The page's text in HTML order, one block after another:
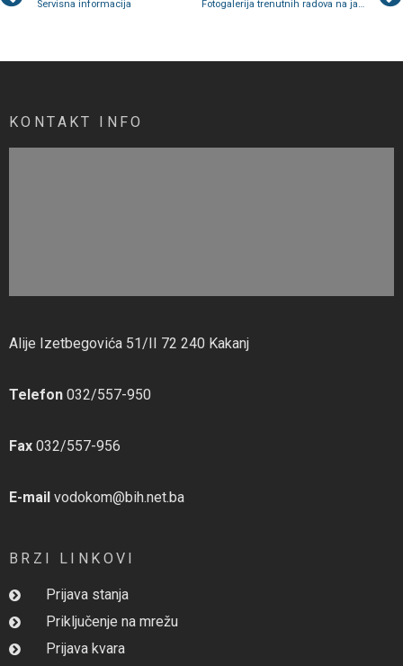
Servisna informacija Fotogalerija trenutnih radova na javnim zelenim površinama
KONTAKT INFO
Alije Izetbegovića 51/II 72 240 Kakanj
Telefon 032/557-950
Fax 032/557-956
E-mail vodokom@bih.net.ba
BRZI LINKOVI
Prijava stanja
Priključenje na mrežu
Prijava kvara